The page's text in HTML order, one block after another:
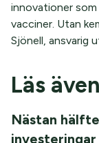
innovationer
vacciner. Utan
Sjönell, ansvarig
Läs även
Nästan